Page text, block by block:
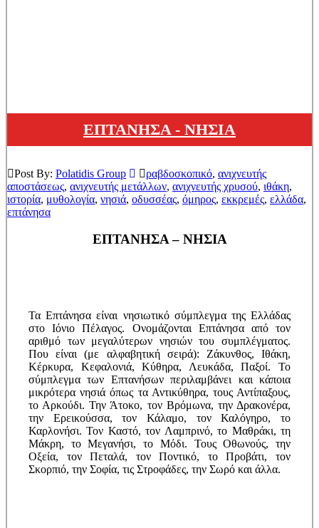
ΕΠΤΑΝΗΣΑ - ΝΗΣΙΑ
Post By: Polatidis Group ραβδοσκοπικό, ανιχνευτής
αποστάσεως, ανιχνευτής μετάλλων, ανιχνευτής χρυσού, ιθάκη,
ιστορία, μυθολογία, νησιά, οδυσσέας, όμηρος, εκκρεμές, ελλάδα,
επτάνησα
ΕΠΤΑΝΗΣΑ – ΝΗΣΙΑ
Τα Επτάνησα είναι νησιωτικό σύμπλεγμα της Ελλάδας
στο Ιόνιο Πέλαγος. Ονομάζονται Επτάνησα από τον
αριθμό των μεγαλύτερων νησιών του συμπλέγματος.
Που είναι (με αλφαβητική σειρά): Ζάκυνθος, Ιθάκη,
Κέρκυρα, Κεφαλονιά, Κύθηρα, Λευκάδα, Παξοί. Το
σύμπλεγμα των Επτανήσων περιλαμβάνει και κάποια
μικρότερα νησιά όπως τα Αντικύθηρα, τους Αντίπαξους,
το Αρκούδι. Την Άτοκο, τον Βρόμωνα, την Δρακονέρα,
την Ερεικούσσα, τον Κάλαμο, τον Καλόγηρο, το
Καρλονήσι. Τον Καστό, τον Λαμπρινό, το Μαθράκι, τη
Μάκρη, το Μεγανήσι, το Μόδι. Τους Οθωνούς, την
Οξεία, τον Πεταλά, τον Ποντικό, το Προβάτι, τον
Σκορπιό, την Σοφία, τις Στροφάδες, την Σωρό και άλλα.